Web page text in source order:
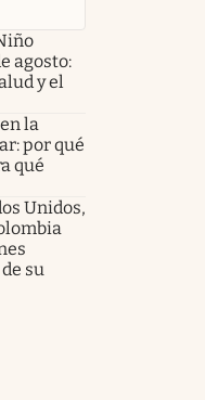
agosto:
y el
la
por qué
qué
Unidos,
su